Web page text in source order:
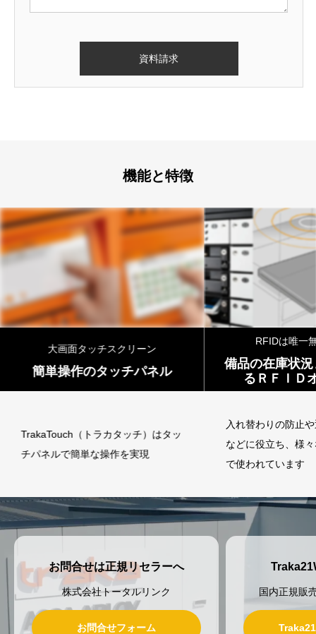
機能と特徴
はタッ
備品の在庫状況まで管理でき
るＲＦＩＤオプション
入れ替わりの防止や返却忘れの防止
などに役立ち、様々な重要なツール
簡
お問合せは正規リセラーへ
株式会社トータルリンク
お問合せフォーム
国内正規販